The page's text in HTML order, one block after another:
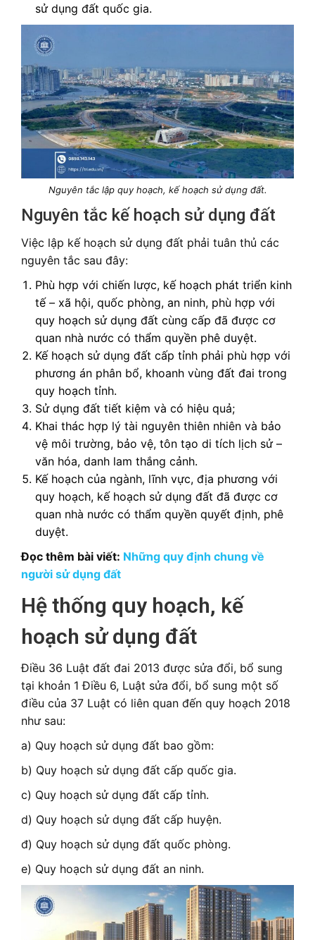
sử dụng đất quốc gia.
Nguyên tắc lập quy hoạch, kế hoạch sử dụng đất.
Nguyên tắc kế hoạch sử dụng đất
Việc lập kế hoạch sử dụng đất phải tuân thủ các
nguyên tắc sau đây:
Phù hợp với chiến lược, kế hoạch phát triển kinh
tế – xã hội, quốc phòng, an ninh, phù hợp với
quy hoạch sử dụng đất cùng cấp đã được cơ
quan nhà nước có thẩm quyền phê duyệt.
Kế hoạch sử dụng đất cấp tỉnh phải phù hợp với
phương án phân bổ, khoanh vùng đất đai trong
quy hoạch tỉnh.
Sử dụng đất tiết kiệm và có hiệu quả;
Khai thác hợp lý tài nguyên thiên nhiên và bảo
vệ môi trường, bảo vệ, tôn tạo di tích lịch sử –
văn hóa, danh lam thắng cảnh.
Kế hoạch của ngành, lĩnh vực, địa phương với
quy hoạch, kế hoạch sử dụng đất đã được cơ
quan nhà nước có thẩm quyền quyết định, phê
duyệt.
Đọc thêm bài viết: Những quy định chung về
người sử dụng đất
Hệ thống quy hoạch, kế
hoạch sử dụng đất
Điều 36 Luật đất đai 2013 được sửa đổi, bổ sung
tại khoản 1 Điều 6, Luật sửa đổi, bổ sung một số
điều của 37 Luật có liên quan đến quy hoạch 2018
như sau:
a) Quy hoạch sử dụng đất bao gồm:
b) Quy hoạch sử dụng đất cấp quốc gia.
c) Quy hoạch sử dụng đất cấp tỉnh.
d) Quy hoạch sử dụng đất cấp huyện.
đ) Quy hoạch sử dụng đất quốc phòng.
e) Quy hoạch sử dụng đất an ninh.